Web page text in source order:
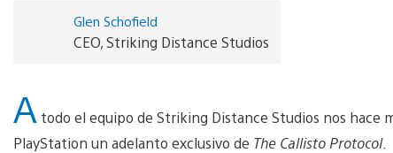
Glen Schofield
CEO, Striking Distance Studios
A todo el equipo de Striking Distance Studios nos hace
PlayStation un adelanto exclusivo de The Callisto Protocol.